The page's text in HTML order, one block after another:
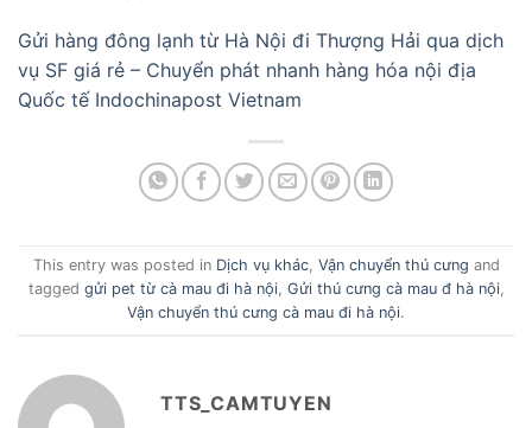
Gửi hàng đông lạnh từ Hà Nội đi Thượng Hải qua dịch
vụ SF giá rẻ – Chuyển phát nhanh hàng hóa nội địa
Quốc tế Indochinapost Vietnam
This entry was posted in Dịch vụ khác, Vận chuyển thú cưng and
tagged gửi pet từ cà mau đi hà nội, Gửi thú cưng cà mau đ hà nội,
Vận chuyển thú cưng cà mau đi hà nội.
TTS_CAMTUYEN